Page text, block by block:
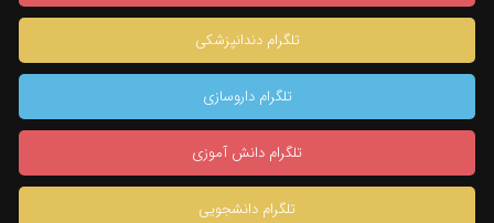
تلگرام دندانپزشکی
تلگرام داروسازی
تلگرام دانش آموزی
تلگرام دانشجویی